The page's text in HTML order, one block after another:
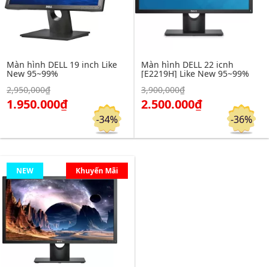
Màn hình DELL 19 inch Like
New 95~99%
2,950,000₫
1.950.000₫
-34%
Màn hình DELL 22 icnh
[E2219H] Like New 95~99%
3,900,000₫
2.500.000₫
-36%
Khuyến Mãi
NEW